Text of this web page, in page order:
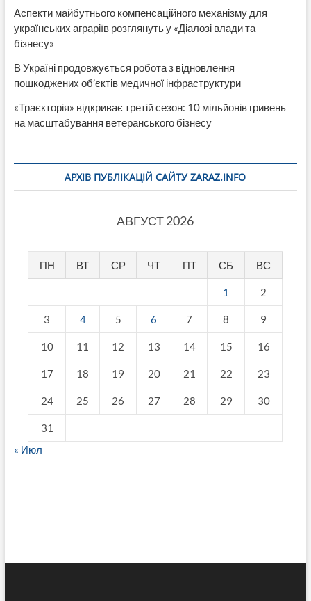
Аспекти майбутнього компенсаційного механізму для
українських аграріїв розглянуть у «Діалозі влади та
бізнесу»
В Україні продовжується робота з відновлення
пошкоджених об’єктів медичної інфраструктури
«Траєкторія» відкриває третій сезон: 10 мільйонів гривень
на масштабування ветеранського бізнесу
АРХІВ ПУБЛІКАЦІЙ САЙТУ ZARAZ.INFO
АВГУСТ 2026
ПН ВТ СР ЧТ ПТ СБ ВС
1 2
3 4 5 6 7 8 9
10 11 12 13 14 15 16
17 18 19 20 21 22 23
24 25 26 27 28 29 30
31
« Июл